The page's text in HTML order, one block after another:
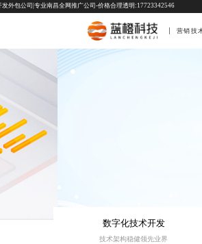
外包公司|专业南昌全网推广公司-价格合理透明:17723342546
营销技
数字化技术开发
技术架构稳健领先业界